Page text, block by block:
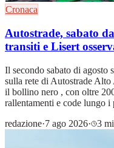
Cronaca
Autostrade, sabato
transiti e Lisert
Il secondo sabato di agosto
sulla rete di Autostrade Alto
il bollino nero , con oltre
rallentamenti e code lungo i
redazione·7 ago 2026· 3